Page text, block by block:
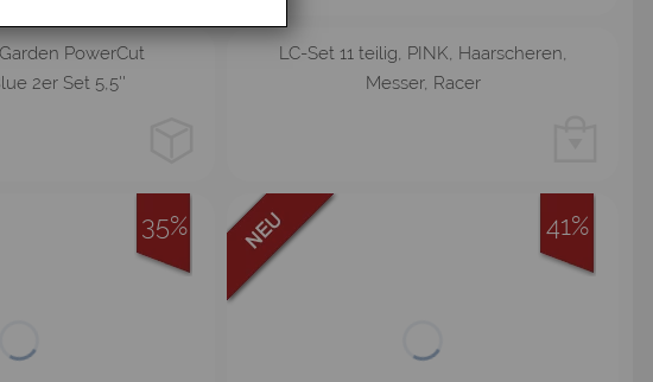
6.25
PowerCut
2er Set 5,5''
LC-Set 11 teilig, PINK, Haarscheren,
Messer, Racer
35% 41%